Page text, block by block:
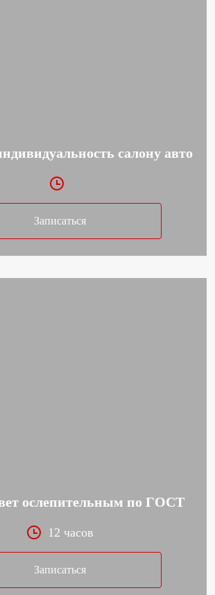
салону авто
Записаться
ослепительным по ГОСТ
12 часов
Записаться